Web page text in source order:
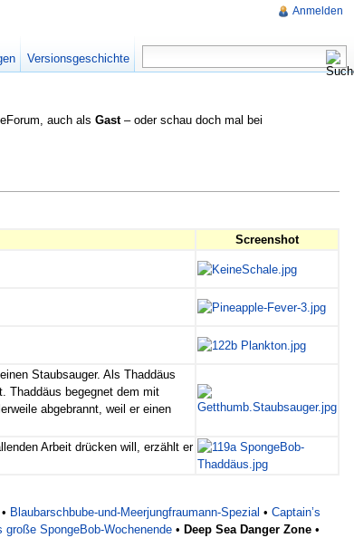
auch als Gast– oder schau doch mal bei
Screenshot
Staubsauger. Als Thaddäus
Thaddäus begegnet dem mit
abgebrannt, weil er einen
Arbeit drücken will, erzählt er
• Blaubarschbube-und-Meerjungfraumann-Spezial • Captain’s
große SpongeBob-Wochenende • Deep Sea Danger Zone •
Anmelden
Versionsgeschichte